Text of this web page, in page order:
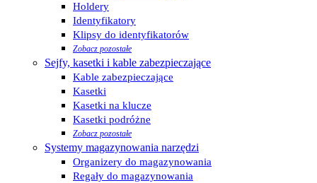
Holdery
Identyfikatory
Klipsy do identyfikatorów
Zobacz pozostałe
Sejfy, kasetki i kable zabezpieczające
Kable zabezpieczające
Kasetki
Kasetki na klucze
Kasetki podróżne
Zobacz pozostałe
Systemy magazynowania narzędzi
Organizery do magazynowania
Regały do magazynowania